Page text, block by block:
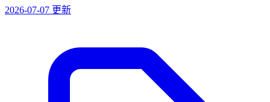
2026-07-07 更新